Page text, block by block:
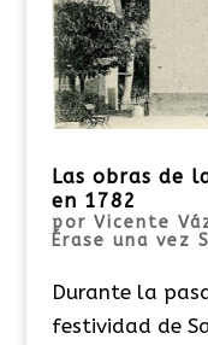
Las obras de
en 1782
por Vicente
Érase una vez
Durante la
festividad de